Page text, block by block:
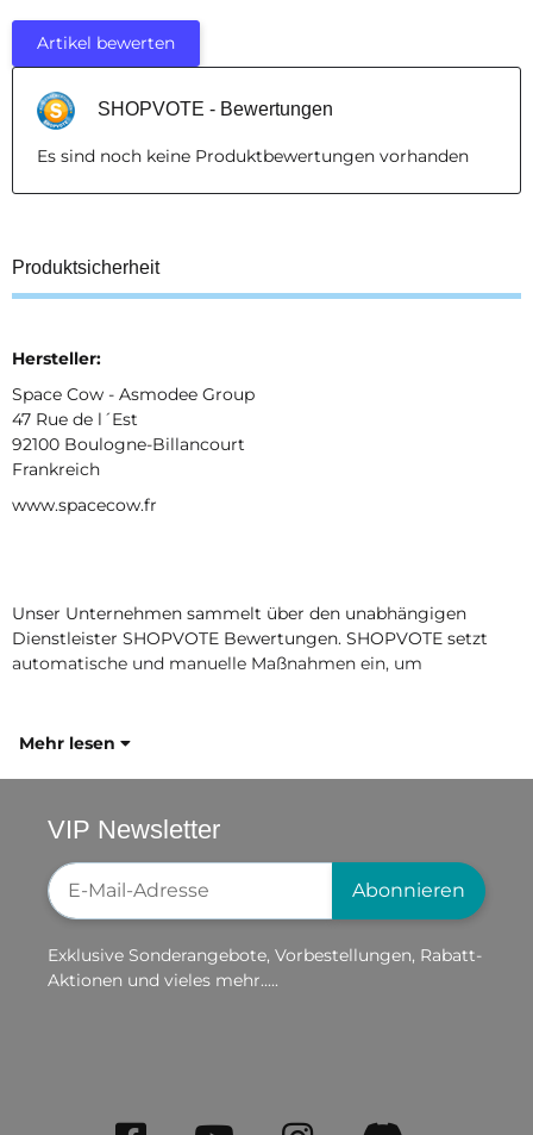
Artikel bewerten
SHOPVOTE - Bewertungen
Es sind noch keine Produktbewertungen vorhanden
Produktsicherheit
Hersteller:
Space Cow - Asmodee Group
47 Rue de l´Est
92100 Boulogne-Billancourt
Frankreich
www.spacecow.fr
Unser Unternehmen sammelt über den unabhängigen
Dienstleister SHOPVOTE Bewertungen. SHOPVOTE setzt
automatische und manuelle Maßnahmen ein, um
Mehr lesen
VIP Newsletter
Newsletter-Registrierung
Abonnieren
Exklusive Sonderangebote, Vorbestellungen, Rabatt-
Aktionen und vieles mehr.....